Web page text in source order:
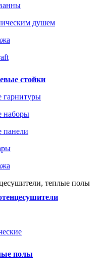
душем
стойки
гарнитуры
наборы
панели
теплые полы
полы